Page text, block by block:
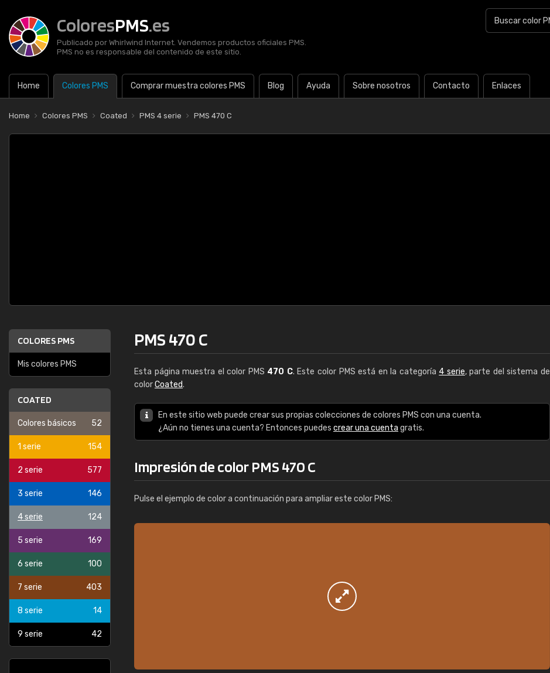
ColoresPMS.es
Publicado por Whirlwind Internet. Vendemos productos oficiales PMS.
PMS no es responsable del contenido de este sitio.
Home Colores PMS Comprar muestra colores PMS Blog Ayuda Sobre nosotros Contacto Enlaces
Home Colores PMS Coated PMS 4 serie PMS 470 C
COLORES PMS
Mis colores PMS
COATED
Colores básicos 52
1 serie 154
2 serie 577
3 serie 146
4 serie 124
5 serie 169
6 serie 100
7 serie 403
8 serie 14
9 serie 42
PMS 470 C
Esta página muestra el color PMS 470 C. Este color PMS está en la categoría 4 serie, parte del sistema de
colorCoated.
En este sitio web puede crear sus propias colecciones de colores PMS con una cuenta.
¿Aún no tienes una cuenta? Entonces puedes crear una cuenta gratis.
Impresión de color PMS 470 C
Pulse el ejemplo de color a continuación para ampliar este color PMS: